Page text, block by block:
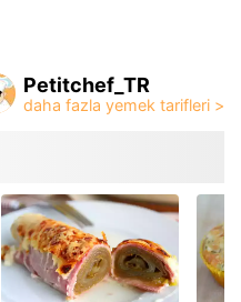
Petitchef_TR